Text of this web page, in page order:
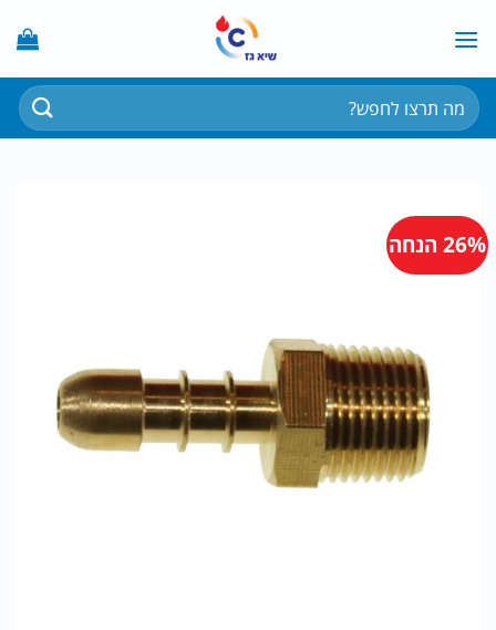
חיפוש
עבור:
26% הנחה